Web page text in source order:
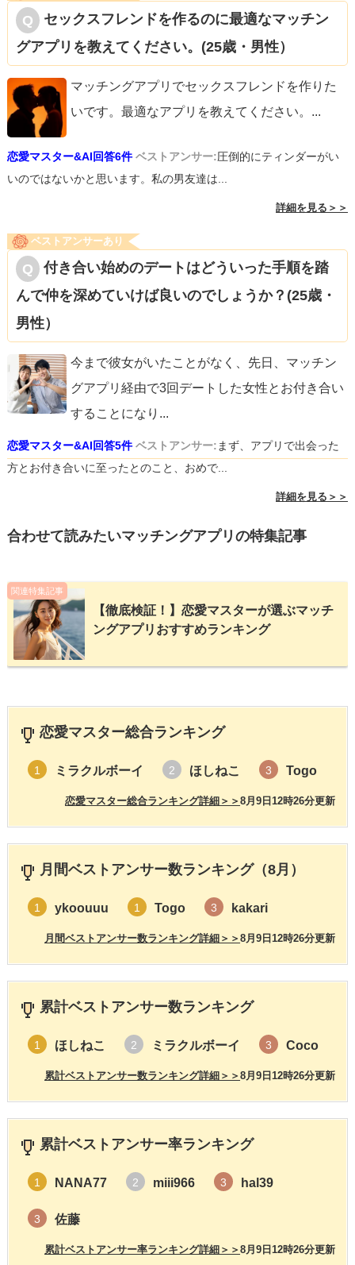
セックスフレンドを作るのに最適なマッチン
グアプリを教えてください。(25歳・男性）
マッチングアプリでセックスフレンドを作りた
いです。最適なアプリを教えてください。 ...
恋愛マスター&AI回答6件 ベストアンサー:圧倒的にティンダーがい
いのではないかと思います。私の男友達は...
詳細を見る＞＞
ベストアンサーあり
付き合い始めのデートはどういった手順を踏
んで仲を深めていけば良いのでしょうか？(25歳・
男性）
今まで彼女がいたことがなく、先日、マッチン
グアプリ経由で3回デートした女性とお付き合い
することになり ...
恋愛マスター&AI回答5件 ベストアンサー:まず、アプリで出会った
方とお付き合いに至ったとのこと、おめで...
詳細を見る＞＞
合わせて読みたいマッチングアプリの特集記事
関連特集記事
【徹底検証！】恋愛マスターが選ぶマッチ
ングアプリおすすめランキング
恋愛マスター総合ランキング
1 ミラクルボーイ 2 ほしねこ 3 Togo
8月9日12時26分更新
恋愛マスター総合ランキング詳細＞＞
月間ベストアンサー数ランキング（8月）
1 ykoouuu 1 Togo 3 kakari
8月9日12時26分更新
月間ベストアンサー数ランキング詳細＞＞
累計ベストアンサー数ランキング
1 ほしねこ 2 ミラクルボーイ 3 Coco
8月9日12時26分更新
累計ベストアンサー数ランキング詳細＞＞
累計ベストアンサー率ランキング
1 NANA77 2 miii966 3 hal39
3 佐藤
8月9日12時26分更新
累計ベストアンサー率ランキング詳細＞＞